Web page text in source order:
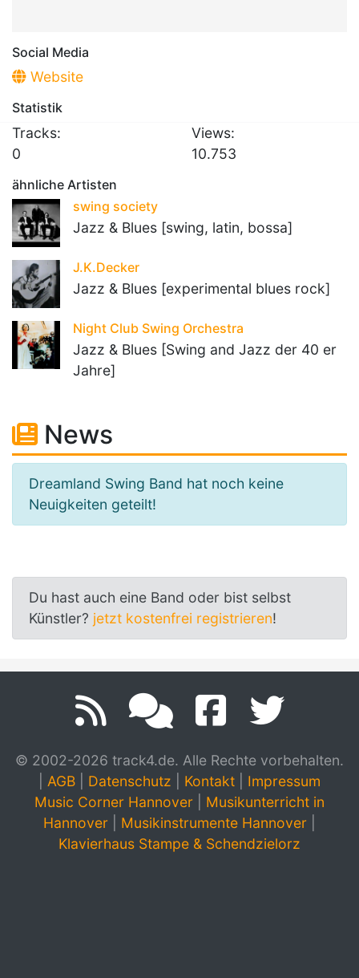
Social Media
Website
Statistik
Tracks:
0
Views:
10.753
ähnliche Artisten
swing society
Jazz & Blues [swing, latin, bossa]
J.K.Decker
Jazz & Blues [experimental blues rock]
Night Club Swing Orchestra
Jazz & Blues [Swing and Jazz der 40 er
Jahre]
News
Dreamland Swing Band hat noch keine
Neuigkeiten geteilt!
Du hast auch eine Band oder bist selbst
Künstler? jetzt kostenfrei registrieren!
© 2002-2026 track4.de. Alle Rechte vorbehalten.
AGB Datenschutz Kontakt
Impressum
Music Corner Hannover
Musikunterricht in
Hannover
Musikinstrumente Hannover
Klavierhaus Stampe & Schendzielorz